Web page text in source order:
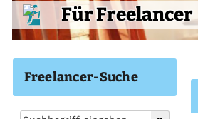
Für Freelancer
Freelancer-Suche